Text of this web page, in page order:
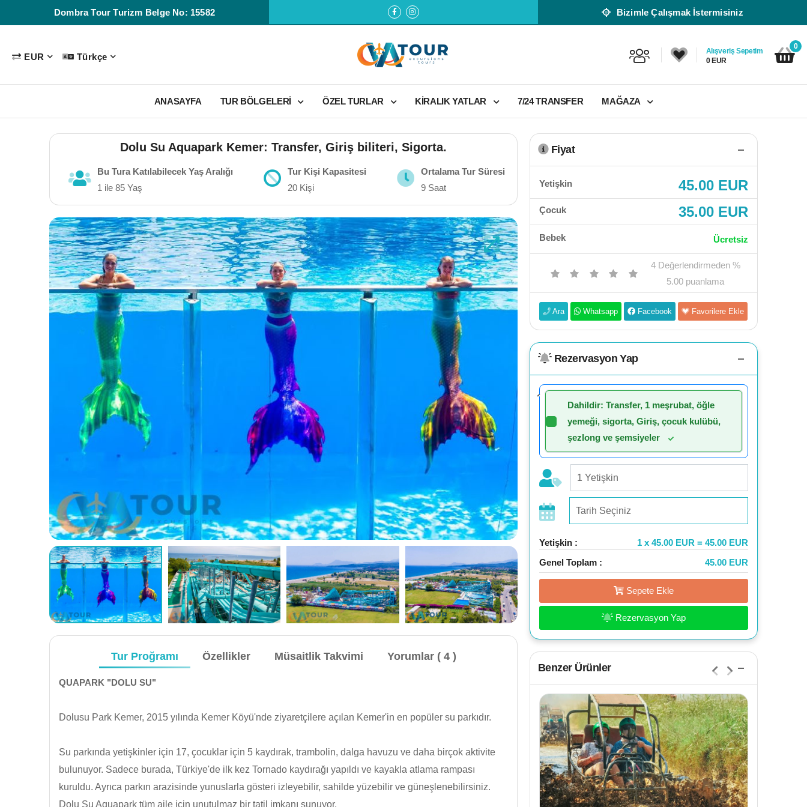
Dombra Tour Turizm Belge No: 15582 Bizimle Çalışmak İstermisiniz
EUR Türkçe
Alışveriş Sepetim
0 EUR
0
ANASAYFA TUR BÖLGELERİ ÖZEL TURLAR KİRALIK YATLAR 7/24 TRANSFER MAĞAZA
Dolu Su Aquapark Kemer: Transfer, Giriş biliteri, Sigorta.
Bu Tura Katılabilecek Yaş Aralığı
1 ile 85 Yaş
Tur Kişi Kapasitesi
20 Kişi
Ortalama Tur Süresi
9 Saat
Tur Proğramı Özellikler Müsaitlik Takvimi Yorumlar ( 4 )
QUAPARK "DOLU SU"
Dolusu Park Kemer, 2015 yılında Kemer Köyü'nde ziyaretçilere açılan Kemer'in en popüler su parkıdır.
Su parkında yetişkinler için 17, çocuklar için 5 kaydırak, trambolin, dalga havuzu ve daha birçok aktivite
bulunuyor. Sadece burada, Türkiye'de ilk kez Tornado kaydırağı yapıldı ve kayakla atlama rampası
kuruldu. Ayrıca parkın arazisinde yunuslarla gösteri izleyebilir, sahilde yüzebilir ve güneşlenebilirsiniz.
Dolu Su Aquapark tüm aile için unutulmaz bir tatil imkanı sunuyor.
Fiyat
Yetişkin 45.00 EUR
Çocuk 35.00 EUR
Bebek Ücretsiz
4 Değerlendirmeden %
5.00 puanlama
Ara Whatsapp Facebook Favorilere Ekle
Rezervasyon Yap
Dahildir: Transfer, 1 meşrubat, öğle
yemeği, sigorta, Giriş, çocuk kulübü,
şezlong ve şemsiyeler
Yetişkin :
1 x 45.00 EUR = 45.00 EUR
Genel Toplam :
45.00 EUR
Sepete Ekle
Rezervasyon Yap
Benzer Ürünler
Yamaç Paraşütü Alanya: Otelden/Otele Transfer,
Hemen Rezervasyon Yap
Whatsapp